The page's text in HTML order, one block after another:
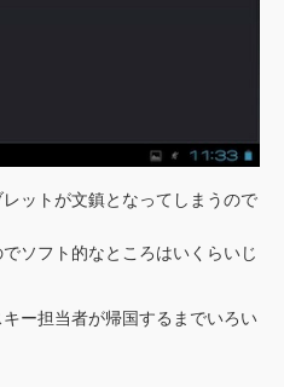
ットが文鎮となってしまうので
ソフト的なところはいくらいじ
ー担当者が帰国するまでいろい